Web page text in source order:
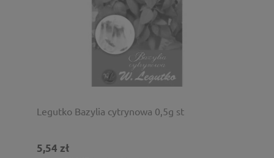
Legutko Bazylia cytrynowa 0,5g st
5,54 zł